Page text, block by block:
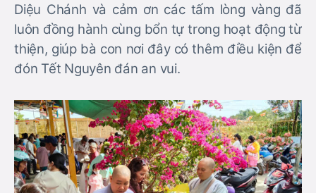
Diệu Chánh và cảm ơn các tấm lòng vàng đã
luôn đồng hành cùng bổn tự trong hoạt động từ
thiện, giúp bà con nơi đây có thêm điều kiện để
đón Tết Nguyên đán an vui.